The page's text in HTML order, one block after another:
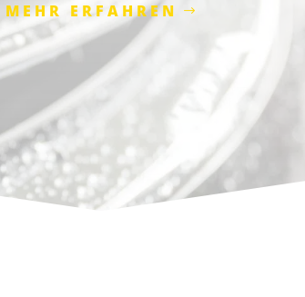
MEHR ERFAHREN